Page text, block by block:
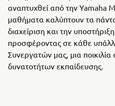
αναπτυχθεί από την Yamaha
μαθήματα καλύπτουν τα
διαχείριση και την
προσφέροντας σε κάθε
Συνεργατών μας, μια
δυνατοτήτων εκπαίδευσης.